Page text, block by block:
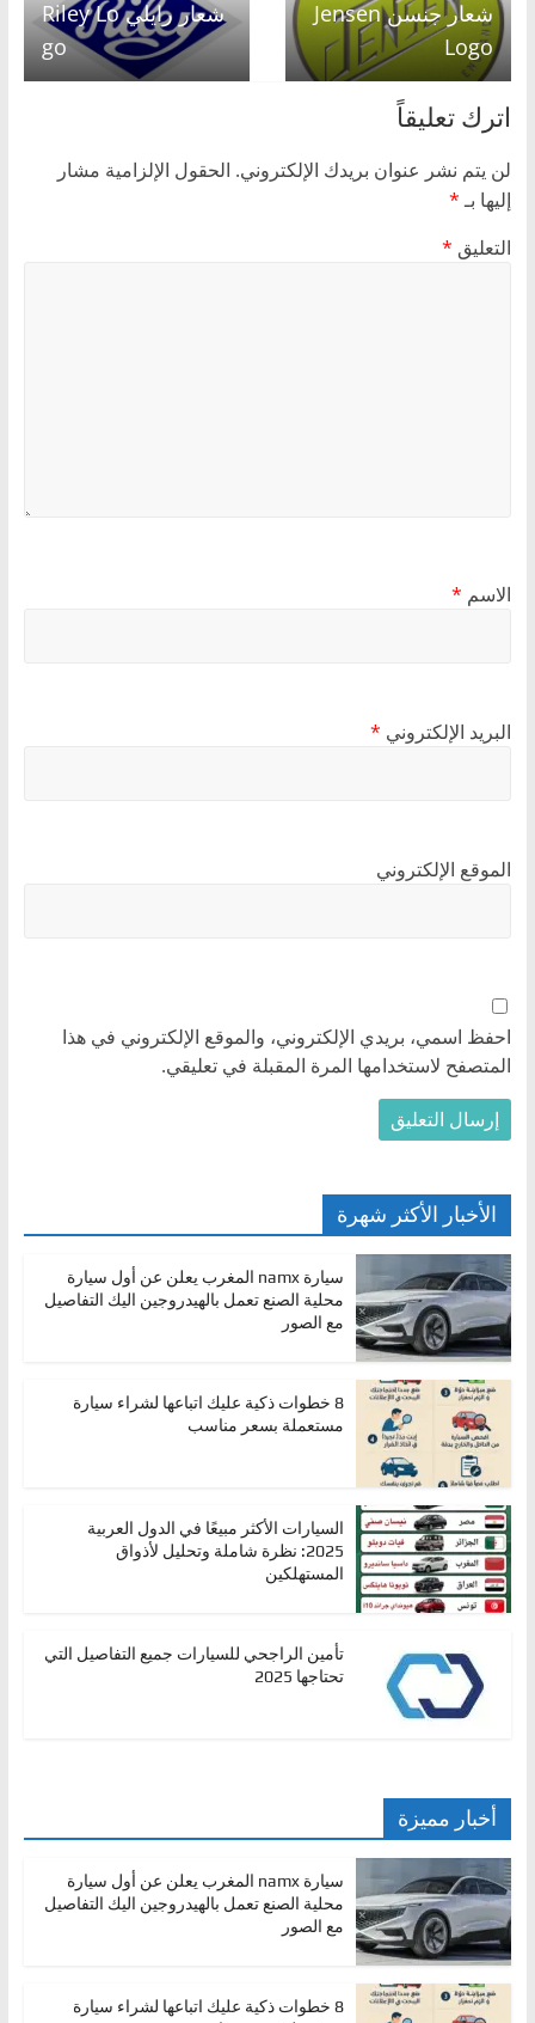
شعار جنسن Jensen
Logo
شعار رايلي Riley Lo
go
اترك تعليقاً
لن يتم نشر عنوان بريدك الإلكتروني. الحقول الإلزامية مشار
إليها بـ*
التعليق *
الاسم *
البريد الإلكتروني *
الموقع الإلكتروني
احفظ اسمي، بريدي الإلكتروني، والموقع الإلكتروني في هذا
المتصفح لاستخدامها المرة المقبلة في تعليقي.
الأخبار الأكثر شهرة
سيارة namx المغرب يعلن عن أول سيارة
محلية الصنع تعمل بالهيدروجين اليك التفاصيل
مع الصور
8 خطوات ذكية عليك اتباعها لشراء سيارة
مستعملة بسعر مناسب
السيارات الأكثر مبيعًا في الدول العربية
2025: نظرة شاملة وتحليل لأذواق
المستهلكين
تأمين الراجحي للسيارات جميع التفاصيل التي
تحتاجها 2025
أخبار مميزة
سيارة namx المغرب يعلن عن أول سيارة
محلية الصنع تعمل بالهيدروجين اليك التفاصيل
مع الصور
8 خطوات ذكية عليك اتباعها لشراء سيارة